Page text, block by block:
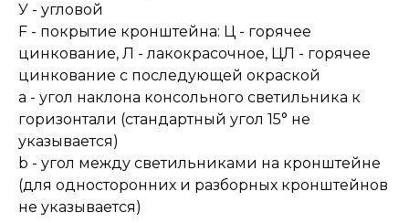
У - угловой
F - покрытие кронштейна: Ц - горячее
цинкование, Л - лакокрасочное, ЦЛ - горячее
цинкование с последующей окраской
a - угол наклона консольного светильника к
горизонтали (стандартный угол 15° не
указывается)
b - угол между светильниками на кронштейне
(для односторонних и разборных кронштейнов
не указывается)